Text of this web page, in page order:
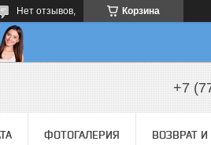
Корзина
Нет отзывов,
+7
ФОТОГАЛЕРИЯ ВОЗВРАТ